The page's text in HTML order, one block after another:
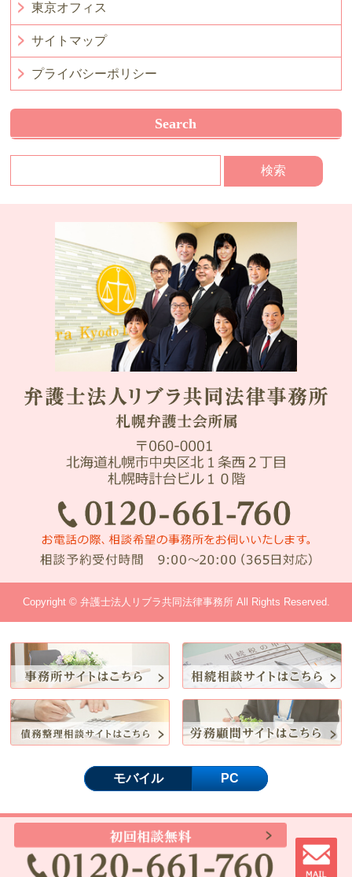
東京オフィス
サイトマップ
プライバシーポリシー
Search
Copyright © 弁護士法人リブラ共同法律事務所 All Rights Reserved.
モバイル PC